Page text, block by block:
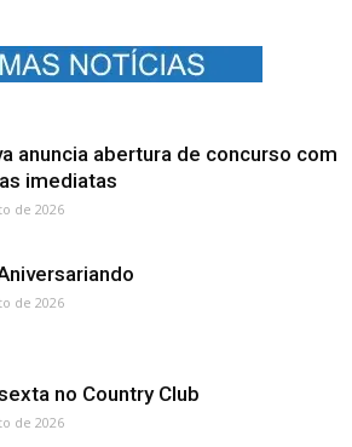
anuncia abertura de concurso com
imediatas
de 2026
de 2026
no Country Club
de 2026